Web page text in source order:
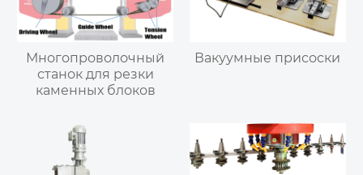
Многопроволочный
станок для резки
каменных блоков
Вакуумные присоски